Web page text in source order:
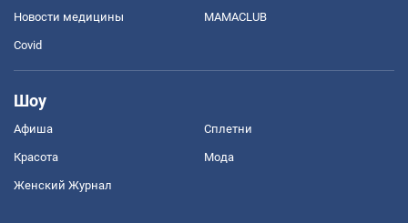
Новости медицины MAMACLUB
Covid
Шоу
Афиша Сплетни
Красота Мода
Женский Журнал